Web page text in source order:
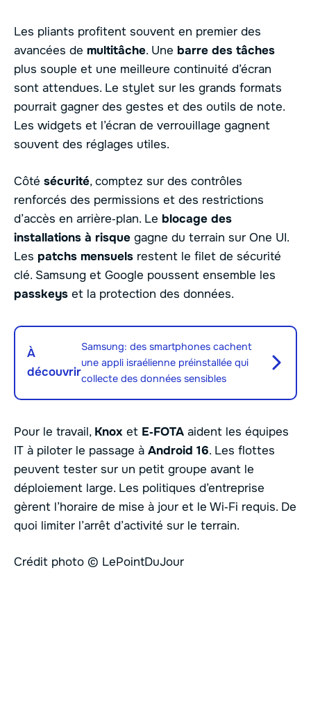
Les pliants profitent souvent en premier des
avancées de multitâche. Une barre des tâches
plus souple et une meilleure continuité d’écran
sont attendues. Le stylet sur les grands formats
pourrait gagner des gestes et des outils de note.
Les widgets et l’écran de verrouillage gagnent
souvent des réglages utiles.
Côté sécurité, comptez sur des contrôles
renforcés des permissions et des restrictions
d’accès en arrière‑plan. Le blocage des
installations à risque gagne du terrain sur One UI.
Les patchs mensuels restent le filet de sécurité
clé. Samsung et Google poussent ensemble les
passkeys et la protection des données.
À
découvrir
Samsung: des smartphones cachent
une appli israélienne préinstallée qui
collecte des données sensibles
Pour le travail, Knox et E‑FOTA aident les équipes
IT à piloter le passage à Android 16. Les flottes
peuvent tester sur un petit groupe avant le
déploiement large. Les politiques d’entreprise
gèrent l’horaire de mise à jour et le Wi‑Fi requis. De
quoi limiter l’arrêt d’activité sur le terrain.
Crédit photo © LePointDuJour